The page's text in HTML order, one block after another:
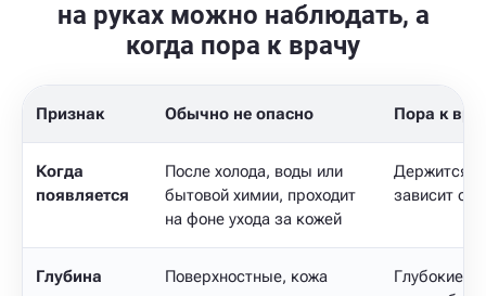
на руках можно наблюдать, а
когда пора к врачу
Признак Обычно не опасно Пора к
Когда
появляется
После холода, воды или
бытовой химии, проходит
на фоне ухода за кожей
Держится
зависит от
Глубина
Поверхностные, кожа
Глубокие